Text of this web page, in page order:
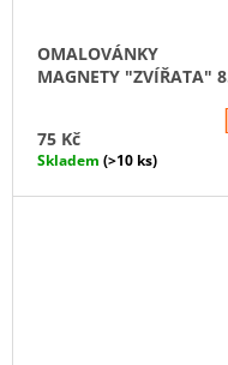
OMALOVÁNKY
MAGNETY "ZVÍŘATA" 8
75 Kč
Skladem (>10 ks)